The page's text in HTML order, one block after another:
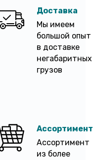
Доставка
Мы имеем
большой опыт
в доставке
негабаритных
грузов
Ассортимент
Ассортимент
из более